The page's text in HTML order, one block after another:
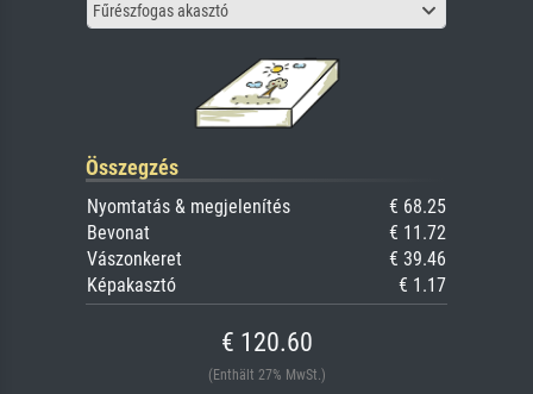
Fűrészfogas akasztó
Összegzés
Nyomtatás & megjelenítés
€ 68.25
Bevonat
€ 11.72
Vászonkeret
€ 39.46
Képakasztó
€ 1.17
€ 120.60
(Enthält 27% MwSt.)